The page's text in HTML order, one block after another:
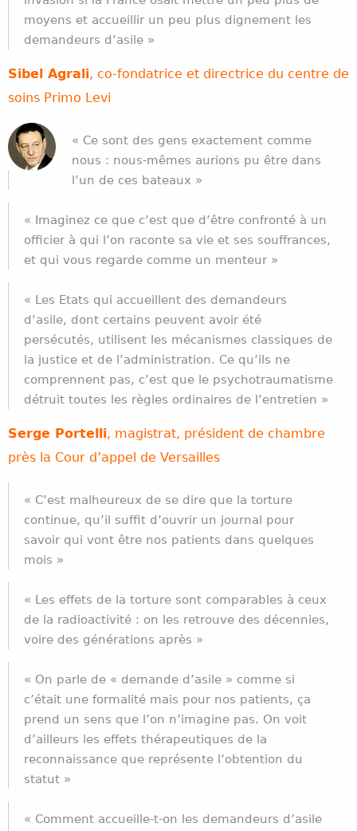
moyens et accueillir un peu plus dignement les
demandeurs d’asile »
Sibel Agrali, co-fondatrice et directrice du centre de
soins Primo Levi
« Ce sont des gens exactement comme
nous : nous-mêmes aurions pu être dans
l’un de ces bateaux »
« Imaginez ce que c’est que d’être confronté à un
officier à qui l’on raconte sa vie et ses souffrances,
et qui vous regarde comme un menteur »
« Les Etats qui accueillent des demandeurs
d’asile, dont certains peuvent avoir été
persécutés, utilisent les mécanismes classiques de
la justice et de l’administration. Ce qu’ils ne
comprennent pas, c’est que le psychotraumatisme
détruit toutes les règles ordinaires de l’entretien »
Serge Portelli, magistrat, président de chambre
près la Cour d’appel de Versailles
« C’est malheureux de se dire que la torture
continue, qu’il suffit d’ouvrir un journal pour
savoir qui vont être nos patients dans quelques
mois »
« Les effets de la torture sont comparables à ceux
de la radioactivité : on les retrouve des décennies,
voire des générations après »
« On parle de « demande d’asile » comme si
c’était une formalité mais pour nos patients, ça
prend un sens que l’on n’imagine pas. On voit
d’ailleurs les effets thérapeutiques de la
reconnaissance que représente l’obtention du
statut »
« Comment accueille-t-on les demandeurs d’asile